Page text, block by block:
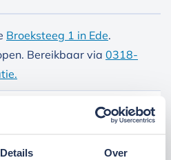
Details Over
Broeksteeg 1 in Ede.
Bereikbaar via 0318-
Maandag t/m vrijdag
Zaterdag